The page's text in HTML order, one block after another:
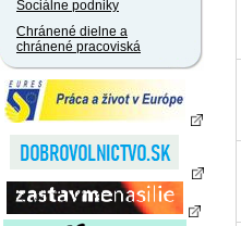
Sociálne podniky
Chránené dielne a
chránené pracoviská